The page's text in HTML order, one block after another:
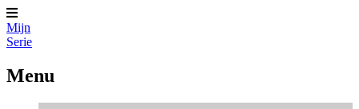
Mijn
Serie
Menu